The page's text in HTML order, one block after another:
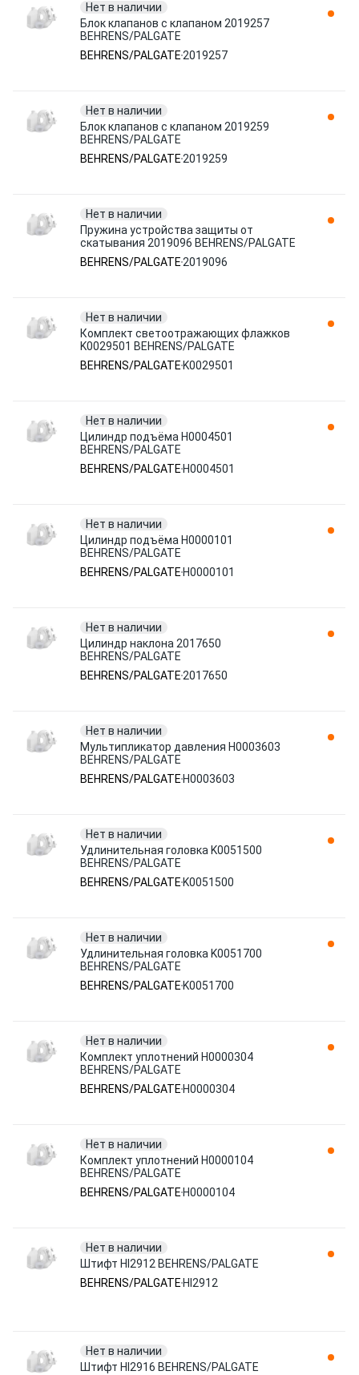
Нет в наличии
Блок клапанов с клапаном 2019257
BEHRENS/PALGATE
BEHRENS/PALGATE 2019257
Нет в наличии
Блок клапанов с клапаном 2019259
BEHRENS/PALGATE
BEHRENS/PALGATE 2019259
Нет в наличии
Пружина устройства защиты от
скатывания 2019096 BEHRENS/PALGATE
BEHRENS/PALGATE 2019096
Нет в наличии
Комплект светоотражающих флажков
K0029501 BEHRENS/PALGATE
BEHRENS/PALGATE K0029501
Нет в наличии
Цилиндр подъёма H0004501
BEHRENS/PALGATE
BEHRENS/PALGATE H0004501
Нет в наличии
Цилиндр подъёма H0000101
BEHRENS/PALGATE
BEHRENS/PALGATE H0000101
Нет в наличии
Цилиндр наклона 2017650
BEHRENS/PALGATE
BEHRENS/PALGATE 2017650
Нет в наличии
Мультипликатор давления H0003603
BEHRENS/PALGATE
BEHRENS/PALGATE H0003603
Нет в наличии
Удлинительная головка K0051500
BEHRENS/PALGATE
BEHRENS/PALGATE K0051500
Нет в наличии
Удлинительная головка K0051700
BEHRENS/PALGATE
BEHRENS/PALGATE K0051700
Нет в наличии
Комплект уплотнений H0000304
BEHRENS/PALGATE
BEHRENS/PALGATE H0000304
Нет в наличии
Комплект уплотнений H0000104
BEHRENS/PALGATE
BEHRENS/PALGATE H0000104
Нет в наличии
Штифт HI2912 BEHRENS/PALGATE
BEHRENS/PALGATE HI2912
Нет в наличии
Штифт HI2916 BEHRENS/PALGATE